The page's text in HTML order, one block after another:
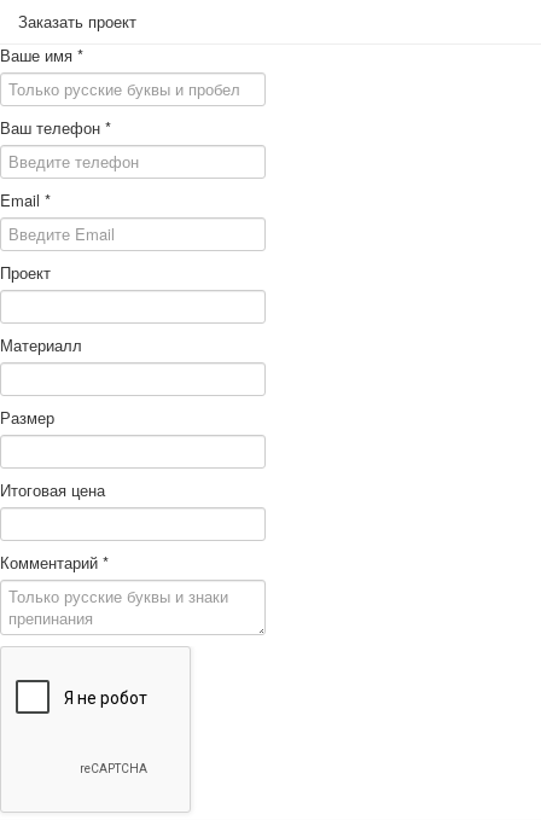
Заказать проект
Ваше имя *
Ваш телефон *
Email *
Проект
Материалл
Размер
Итоговая цена
Комментарий *